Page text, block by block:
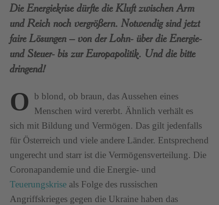
Die Energiekrise dürfte die Kluft zwischen Arm
und Reich noch vergrößern. Notwendig sind jetzt
faire Lösungen – von der Lohn- über die Energie-
und Steuer- bis zur Europapolitik. Und die bitte
dringend!
O b blond, ob braun, das Aussehen eines
Menschen wird vererbt. Ähnlich verhält es
sich mit Bildung und Vermögen. Das gilt jedenfalls
für Österreich und viele andere Länder. Entsprechend
ungerecht und starr ist die Vermögensverteilung. Die
Coronapandemie und die Energie- und
Teuerungskrise als Folge des russischen
Angriffskrieges gegen die Ukraine haben das